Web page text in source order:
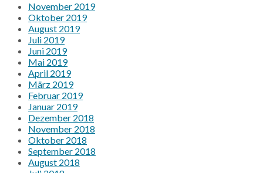
November 2019
Oktober 2019
August 2019
Juli 2019
Juni 2019
Mai 2019
April 2019
März 2019
Februar 2019
Januar 2019
Dezember 2018
November 2018
Oktober 2018
September 2018
August 2018